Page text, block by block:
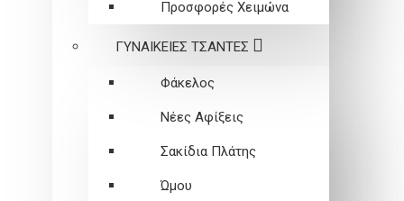
Προσφορές Χειμώνα
ΓΥΝΑΙΚΕΙEΣ ΤΣΑΝΤΕΣ
Φάκελος
Νέες Αφίξεις
Σακίδια Πλάτης
Ώμου